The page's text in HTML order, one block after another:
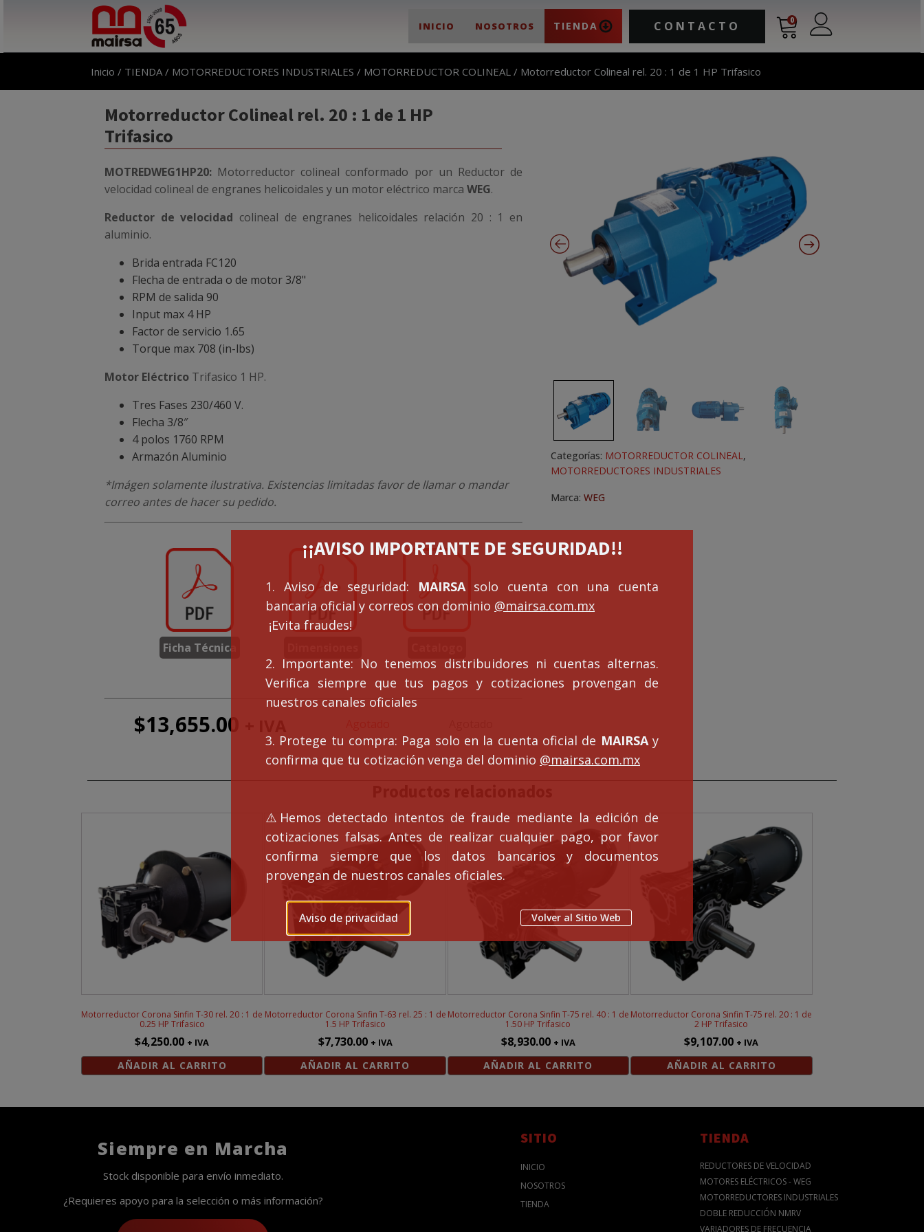
INICIO NOSOTROS TIENDA CONTACTO 0
¡¡AVISO IMPORTANTE DE SEGURIDAD!!
1. Aviso de seguridad: MAIRSAsolo cuenta con una cuenta
bancaria oficial y correos con dominio @mairsa.com.mx
¡Evita fraudes!
2. Importante: No tenemos distribuidores ni cuentas alternas.
Verifica siempre que tus pagos y cotizaciones provengan de
nuestros canales oficiales
3. Protege tu compra: Paga solo en la cuenta oficial de MAIRSAy
confirma que tu cotización venga del dominio @mairsa.com.mx
⚠️Hemos detectado intentos de fraude mediante la edición de
cotizaciones falsas. Antes de realizar cualquier pago, por favor
confirma siempre que los datos bancarios y documentos
provengan de nuestros canales oficiales.
Aviso de privacidad Volver al Sitio Web
Inicio / TIENDA/ MOTORREDUCTORES INDUSTRIALES / MOTORREDUCTOR COLINEAL / Motorreductor Colineal rel. 20 : 1 de 1 HP Trifasico
Motorreductor Colineal rel. 20 : 1 de 1 HP
Trifasico
MOTREDWEG1HP20: Motorreductor colineal conformado por un Reductor de
velocidad colineal de engranes helicoidales y un motor eléctrico marca WEG.
Reductor de velocidad colineal de engranes helicoidales relación 20 : 1 en
aluminio.
Brida entrada FC120
Flecha de entrada o de motor 3/8"
RPM de salida 90
Input max 4 HP
Factor de servicio 1.65
Torque max 708 (in-lbs)
Motor Eléctrico Trifasico 1 HP.
Tres Fases 230/460 V.
Flecha 3/8″
4 polos 1760 RPM
Armazón Aluminio
*Imágen solamente ilustrativa. Existencias limitadas favor de llamar o mandar
correo antes de hacer su pedido.
Ficha Técnica
$13,655.00
Categorías: MOTORREDUCTOR COLINEAL,
MOTORREDUCTORES INDUSTRIALES
Marca: WEG
Motorreductor Corona Sinfin T-30 rel. 20 : 1 de
0.25 HP Trifasico
$4,250.00 + IVA
AÑADIR AL CARRITO
Motorreductor Corona Sinfin T-63 rel. 25 : 1 de
1.5 HP Trifasico
$7,730.00 + IVA
AÑADIR AL CARRITO
Motorreductor Corona Sinfin T-75 rel. 40 : 1 de
1.50 HP Trifasico
$8,930.00 + IVA
AÑADIR AL CARRITO
Motorreductor Corona Sinfin T-75 rel. 20 : 1 de
2 HP Trifasico
$9,107.00 + IVA
AÑADIR AL CARRITO
Siempre en Marcha
Stock disponible para envío inmediato.
¿Requieres apoyo para la selección o más información?
SITIO
INICIO
NOSOTROS
TIENDA
TIENDA
REDUCTORES DE VELOCIDAD
MOTORES ELÉCTRICOS - WEG
MOTORREDUCTORES INDUSTRIALES
DOBLE REDUCCIÓN NMRV
VARIADORES DE FRECUENCIA